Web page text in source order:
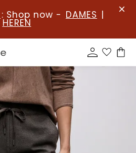
: Shop now - DAMES |
HEREN